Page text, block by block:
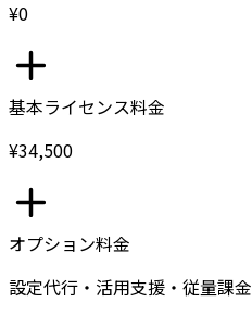
¥0
基本ライセンス料金
¥34,500
オプション料金
設定代行・活用支援・従量課金